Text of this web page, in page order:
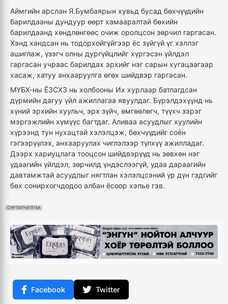
Аймгийн арслан Я.Бумбаярын хувьд бусад бөхчүүдийн
барилдааны дундуур өөрт хамааралтай бөхийн
барилдаанд хөндлөнгөөс очиж оролцсон зөрчил гаргасан.
Хэнд хандсан нь тодорхойгүйгээр ёс зүйгүй үг хэллэг
ашиглаж, үзэгч олны дургүйцлийг хүргэсэн үйлдэл
гаргасан учраас барилдах эрхийг нэг сарын хугацаагаар
хасаж, хатуу анхааруулга өгөх шийдвэр гаргасан.
МҮБХ-ны ЁЗСХЗ нь холбооны Их хурлаар батлагдсан
дүрмийн дагуу үйл ажиллагаа явуулдаг. Бүрэлдэхүүнд нь
хүний эрхийн хуульч, эрх зүйч, өмгөөлөгч, түүхч зэрэг
мэргэжлийн хүмүүс багтдаг. Аливаа асуудлыг хуулийн
хүрээнд тун нухацтай хэлэлцэж, бөхчүүдийг соён
гэгээрүүлэх, анхааруулах чиглэлээр түлхүү ажилладаг.
Дээрх хариуцлага тооцсон шийдвэрүүд нь зөвхөн нэг
удаагийн үйлдэл, зөрчилд үндэслээгүй, удаа дараагийн
давтамжтай асуудлыг нягтлан хэлэлцсэний үр дүн гэдгийг
бөх сонирхогчдодоо албан ёсоор хэлье гэв.
СУРТАЛЧИЛГАА
Facebook Twitter